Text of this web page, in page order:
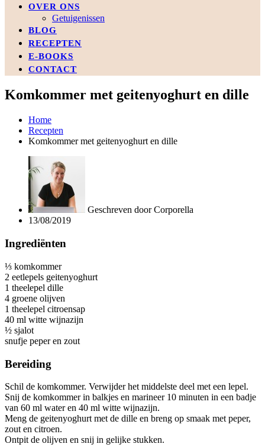
OVER ONS
Getuigenissen
BLOG
RECEPTEN
E-BOOKS
CONTACT
Komkommer met geitenyoghurt en dille
Home
Recepten
Komkommer met geitenyoghurt en dille
Geschreven doorCorporella
13/08/2019
Ingrediënten
⅓ komkommer
2 eetlepels geitenyoghurt
1 theelepel dille
4 groene olijven
1 theelepel citroensap
40 ml witte wijnazijn
½ sjalot
snufje peper en zout
Bereiding
Schil de komkommer. Verwijder het middelste deel met een lepel.
Snij de komkommer in balkjes en marineer 10 minuten in een badje
van 60 ml water en 40 ml witte wijnazijn.
Meng de geitenyoghurt met de dille en breng op smaak met peper,
zout en citroen.
Ontpit de olijven en snij in gelijke stukken.